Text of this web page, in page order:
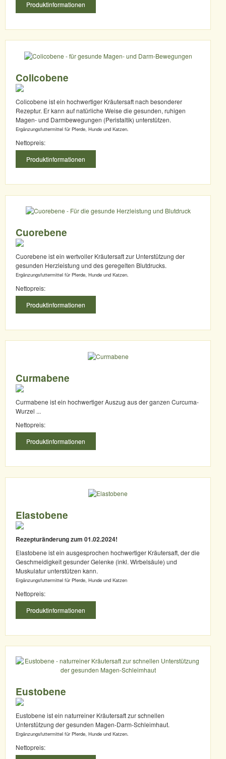
Produktinformationen
Colicobene
Colicobene ist ein hochwertiger Kräutersaft nach besonderer
Rezeptur. Er kann auf natürliche Weise die gesunden, ruhigen
Magen- und Darmbewegungen (Peristaltik) unterstützen.
Ergänzungsfuttermittel für Pferde, Hunde und Katzen.
Nettopreis:
Produktinformationen
Cuorebene
Cuorebene ist ein wertvoller Kräutersaft zur Unterstützung der
gesunden Herzleistung und des geregelten Blutdrucks.
Ergänzungsfuttermittel für Pferde, Hunde und Katzen.
Nettopreis:
Produktinformationen
Curmabene
Curmabene ist ein hochwertiger Auszug aus der ganzen Curcuma-
Wurzel ...
Nettopreis:
Produktinformationen
Elastobene
Rezepturänderung zum 01.02.2024!
Elastobene ist ein ausgesprochen hochwertiger Kräutersaft, der die
Geschmeidigkeit gesunder Gelenke (inkl. Wirbelsäule) und
Muskulatur unterstützen kann.
Ergänzungsfuttermittel für Pferde, Hunde und Katzen
Nettopreis:
Produktinformationen
Eustobene
Eustobene ist ein naturreiner Kräutersaft zur schnellen
Unterstützung der gesunden Magen-Darm-Schleimhaut.
Ergänzungsfuttermittel für Pferde, Hunde und Katzen.
Nettopreis: